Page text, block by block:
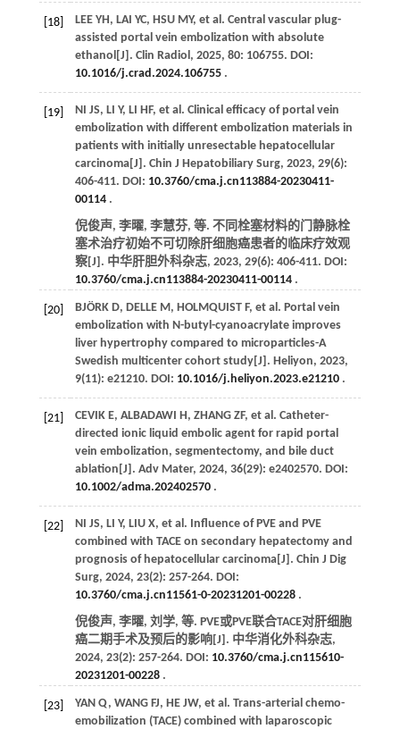
[18] LEE YH , LAI YC, HSU MY, et al . Central vascular plug-
assisted portal vein embolization with absolute
ethanol[J]. Clin Radiol , 2025, 80: 106755. DOI:
10.1016/j.crad.2024.106755.
[19] NI JS, LI Y, LI HF, et al . Clinical efficacy of portal vein
embolization with different embolization materials in
patients with initially unresectable hepatocellular
carcinoma[J]. Chin J Hepatobiliary Surg, 2023, 29(6):
406-411. DOI: 10.3760/cma.j.cn113884-20230411-
00114.
倪俊声, 李曜, 李慧芬, 等. 不同栓塞材料的门静脉栓
塞术治疗初始不可切除肝细胞癌患者的临床疗效观
察[J]. 中华肝胆外科杂志, 2023, 29(6): 406-411. DOI:
10.3760/cma.j.cn113884-20230411-00114.
[20] BJÖRK D, DELLE M , HOLMQUIST F, et al . Portal vein
embolization with N-butyl-cyanoacrylate improves
liver hypertrophy compared to microparticles-A
Swedish multicenter cohort study[J]. Heliyon, 2023,
9(11): e21210. DOI: 10.1016/j.heliyon.2023.e21210.
[21] CEVIK E, ALBADAWI H , ZHANG ZF, et al . Catheter-
directed ionic liquid embolic agent for rapid portal
vein embolization, segmentectomy, and bile duct
ablation[J]. Adv Mater, 2024, 36(29): e2402570. DOI:
10.1002/adma.202402570.
[22] NI JS, LI Y, LIU X, et al . Influence of PVE and PVE
combined with TACE on secondary hepatectomy and
prognosis of hepatocellular carcinoma[J]. Chin J Dig
Surg, 2024, 23(2): 257-264. DOI:
10.3760/cma.j.cn11561-0-20231201-00228.
倪俊声, 李曜, 刘学, 等. PVE或PVE联合TACE对肝细胞
癌二期手术及预后的影响[J]. 中华消化外科杂志,
2024, 23(2): 257-264. DOI: 10.3760/cma.j.cn115610-
20231201-00228.
[23] YAN Q, WANG FJ, HE JW, et al . Trans-arterial chemo-
emobilization (TACE) combined with laparoscopic